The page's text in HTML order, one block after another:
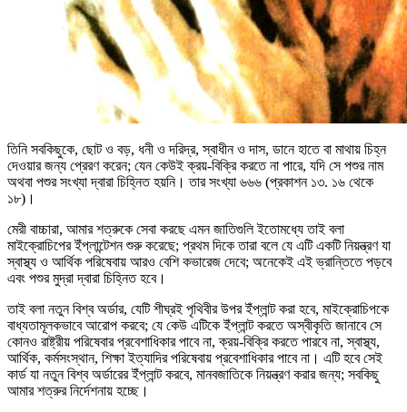
তিনি সবকিছুকে, ছোট ও বড়, ধনী ও দরিদ্র, স্বাধীন ও দাস, ডানে হাতে বা মাথায় চিহ্ন
দেওয়ার জন্য প্রেরণ করেন; যেন কেউই ক্রয়-বিক্রি করতে না পারে, যদি সে পশুর নাম
অথবা পশুর সংখ্যা দ্বারা চিহ্নিত হয়নি। তার সংখ্যা ৬৬৬ (প্রকাশন ১৩. ১৬ থেকে
১৮)।
মেরী বাচ্চারা, আমার শত্রুকে সেবা করছে এমন জাতিগুলি ইতোমধ্যে তাই বলা
মাইক্রোচিপের ইঁপ্লান্টেশন শুরু করেছে; প্রথম দিকে তারা বলে যে এটি একটি নিয়ন্ত্রণ যা
স্বাস্থ্য ও আর্থিক পরিষেবায় আরও বেশি কভারেজ দেবে; অনেকেই এই ভ্রান্তিতে পড়বে
এবং পশুর মুদ্রা দ্বারা চিহ্নিত হবে।
তাই বলা নতুন বিশ্ব অর্ডার, যেটি শীঘ্রই পৃথিবীর উপর ইঁপ্লান্ট করা হবে, মাইক্রোচিপকে
বাধ্যতামূলকভাবে আরোপ করবে; যে কেউ এটিকে ইঁপ্লান্ট করতে অস্বীকৃতি জানাবে সে
কোনও রাষ্ট্রীয় পরিষেবার প্রবেশাধিকার পাবে না, ক্রয়-বিক্রি করতে পারবে না, স্বাস্থ্য,
আর্থিক, কর্মসংস্থান, শিক্ষা ইত্যাদির পরিষেবায় প্রবেশাধিকার পাবে না। এটি হবে সেই
কার্ড যা নতুন বিশ্ব অর্ডারের ইঁপ্লান্ট করবে, মানবজাতিকে নিয়ন্ত্রণ করার জন্য; সবকিছু
আমার শত্রুর নির্দেশনায় হচ্ছে।